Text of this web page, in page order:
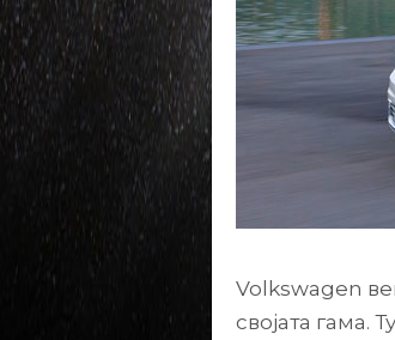
Volkswagen
својата гама.